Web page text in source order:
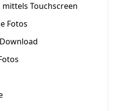
Touchscreen
Fotos